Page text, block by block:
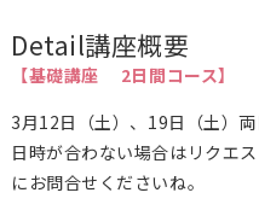
Detail講座概要
【基礎講座 2日間コース】
3月12日（土）、19日（土）
日時が合わない場合はリクエ
にお問合せくださいね。